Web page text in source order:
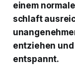
einem
schlaft
entziehen
entspannt.